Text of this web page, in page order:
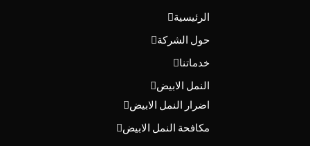
الرئيسية
حول الشركة
خدماتنا
النمل الابيض
اضرار النمل الابيض
مكافحة النمل الابيض